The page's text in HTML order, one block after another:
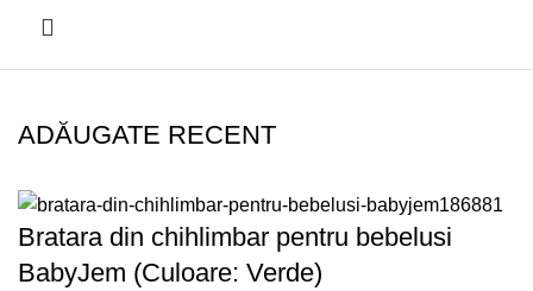
ADĂUGATE RECENT
Bratara din chihlimbar pentru bebelusi
BabyJem (Culoare: Verde)